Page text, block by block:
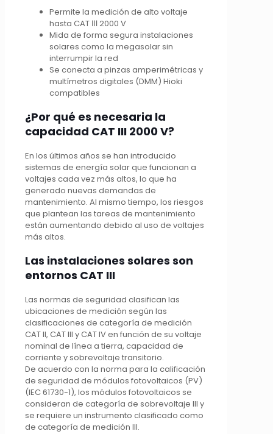
Permite la medición de alto voltaje
hasta CAT Ⅲ 2000 V
Mida de forma segura instalaciones
solares como la megasolar sin
interrumpir la red
Se conecta a pinzas amperimétricas y
multímetros digitales (DMM) Hioki
compatibles
¿Por qué es necesaria la
capacidad CAT III 2000 V?
En los últimos años se han introducido
sistemas de energía solar que funcionan a
voltajes cada vez más altos, lo que ha
generado nuevas demandas de
mantenimiento. Al mismo tiempo, los riesgos
que plantean las tareas de mantenimiento
están aumentando debido al uso de voltajes
más altos.
Las instalaciones solares son
entornos CAT III
Las normas de seguridad clasifican las
ubicaciones de medición según las
clasificaciones de categoría de medición
CAT II, ​​CAT III y CAT IV en función de su voltaje
nominal de línea a tierra, capacidad de
corriente y sobrevoltaje transitorio.
De acuerdo con la norma para la calificación
de seguridad de módulos fotovoltaicos (PV)
(IEC 61730-1), los módulos fotovoltaicos se
consideran de categoría de sobrevoltaje III y
se requiere un instrumento clasificado como
de categoría de medición III.